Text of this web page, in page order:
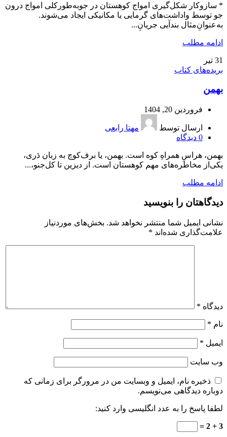
* سازوکار شکل‌گیری امواج کوهستان در جوبه‌طور‌کلی امواج درون
جو توسط واداشت‌های گرمایی یا مکانیکی ایجاد می‌شوند.
به‌عنوان‌ِمثال بندآیی جریانِ...
ادامه مطلب
31 تیر
بریده‌های کتاب
بهمن
فروردین 20, 1404
ارسال توسط
مهتا رابعی
0 دیدگاه
بهمن، هراسِ همراهِ کوه است. بهمن، یا برف‌کوچ به زبان دَری،
یکی‌از مخاطره‌های مهم کوهستان است. از دیزین تا کل‌جنو،...
ادامه مطلب
دیدگاهتان را بنویسید
نشانی ایمیل شما منتشر نخواهد شد. بخش‌های موردنیاز
علامت‌گذاری شده‌اند *
دیدگاه *
نام *
ایمیل *
وب‌ سایت
ذخیره نام، ایمیل و وبسایت من در مرورگر برای زمانی که
دوباره دیدگاهی می‌نویسم.
لطفا پاسخ را به عدد انگلیسی وارد کنید:
3 + 2 =